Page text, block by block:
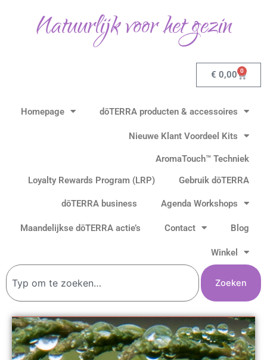
Natuurlijk voor het gezin
€ 0,00 0
Homepage dōTERRA producten & accessoires
Nieuwe Klant Voordeel Kits
AromaTouch™ Techniek
Loyalty Rewards Program (LRP)
Gebruik dōTERRA
dōTERRA business Agenda Workshops
Maandelijkse dōTERRA actie’s Contact Blog
Winkel
Zoeken
Zoeken